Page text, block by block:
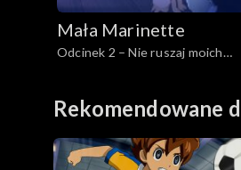
Mała Marinette
Odcinek 2 – Nie ruszaj moich
Rekomendowane